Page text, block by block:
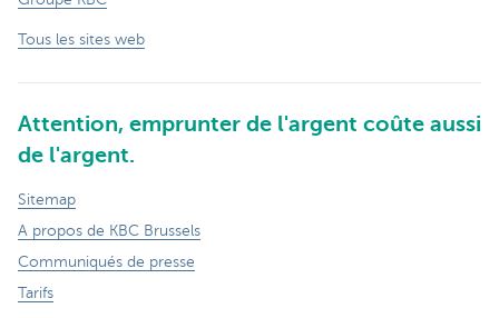
Tous les sites web
Attention, emprunter de l'argent coûte aussi
de l'argent.
Sitemap
A propos de KBC Brussels
Communiqués de presse
Tarifs